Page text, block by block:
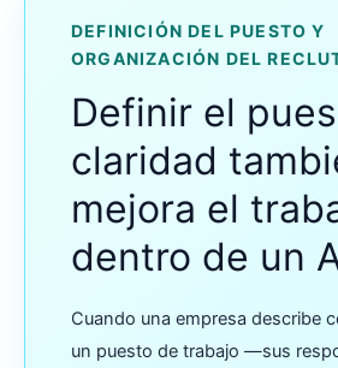
DEFINICIÓN DEL PUESTO Y
ORGANIZACIÓN DEL
Definir el
claridad
mejora el
dentro de un
Cuando una empresa describe
un puesto de trabajo —sus